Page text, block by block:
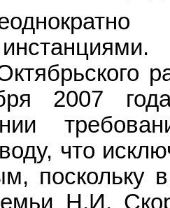
2007
что
поскольку
Н.И.